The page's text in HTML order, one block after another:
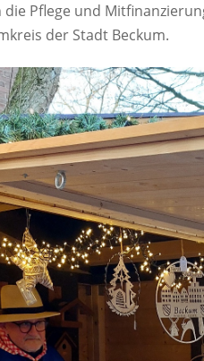
Pflege und
der Stadt Beckum.